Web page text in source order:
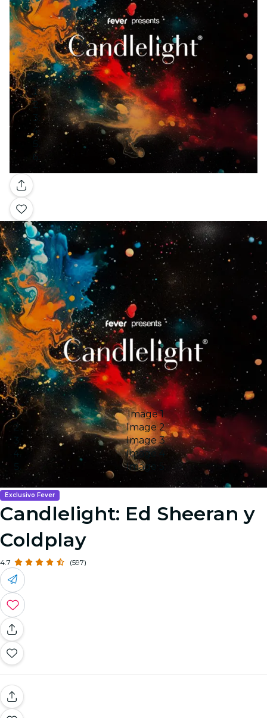
Galería
Image 1
Image 2
Image 3
Image 4
Image 5
Exclusivo Fever
Candlelight: Ed Sheeran y
Coldplay
4.7 (597)